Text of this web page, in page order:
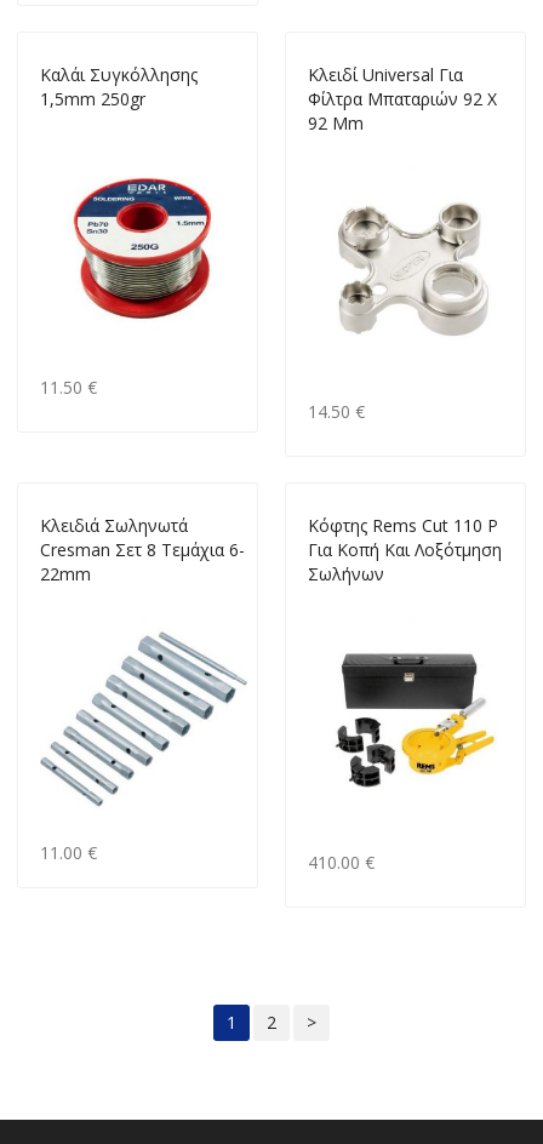
Καλάι Συγκόλλησης
1,5mm 250gr
11.50 €
Κλειδί Universal Για
Φίλτρα Μπαταριών 92 X
92 Mm
14.50 €
Κλειδιά Σωληνωτά
Cresman Σετ 8 Τεμάχια 6-
22mm
11.00 €
Κόφτης Rems Cut 110 P
Για Κοπή Και Λοξότμηση
Σωλήνων
410.00 €
1 2 >